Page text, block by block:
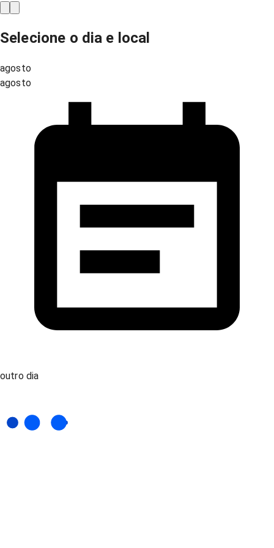
Selecione o dia e local
agosto
agosto
outro dia